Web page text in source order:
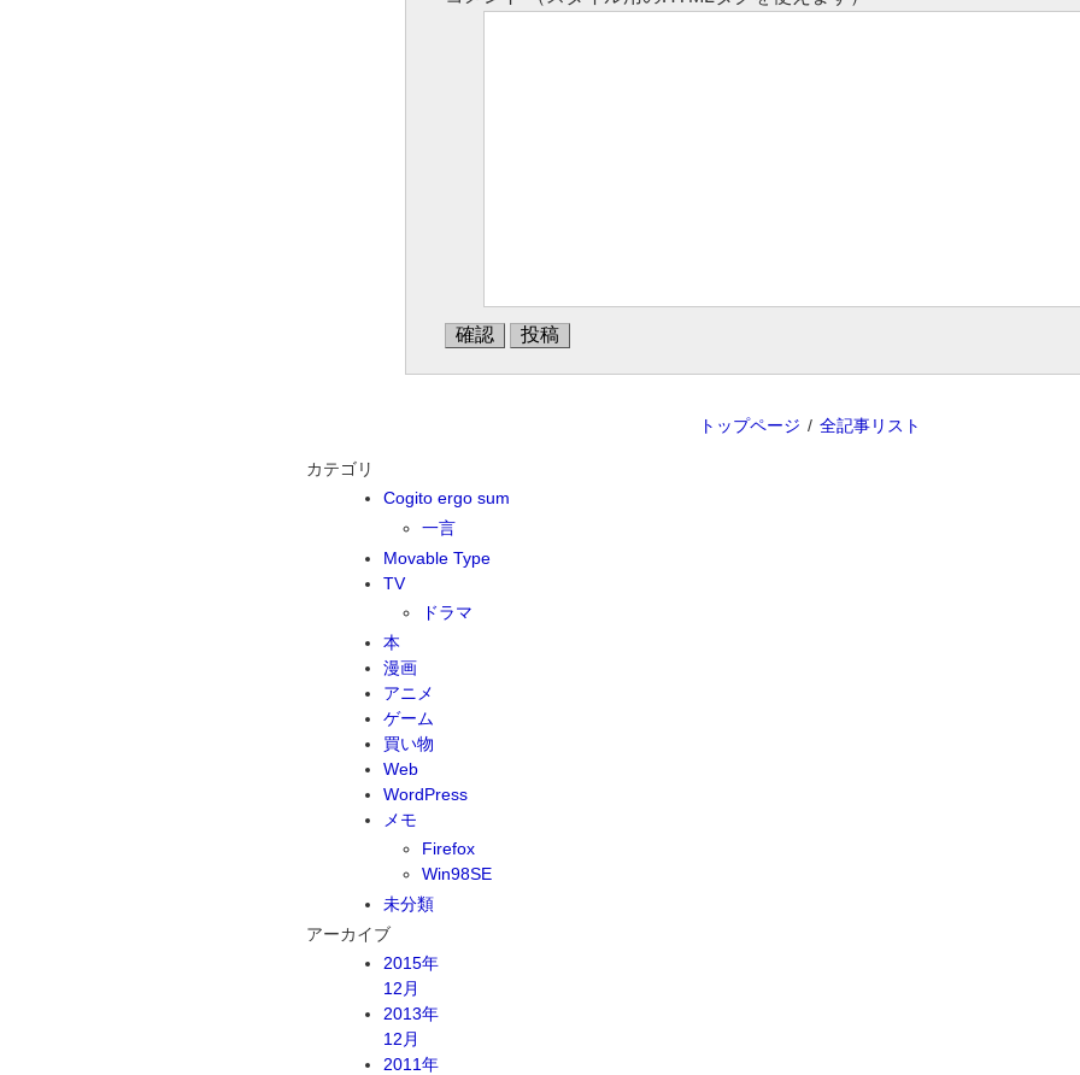
トップページ 全記事リスト
カテゴリ
Cogito ergo sum
一言
Movable Type
TV
ドラマ
本
漫画
アニメ
ゲーム
買い物
Web
WordPress
メモ
Firefox
Win98SE
未分類
アーカイブ
2015年
12月
2013年
12月
2011年